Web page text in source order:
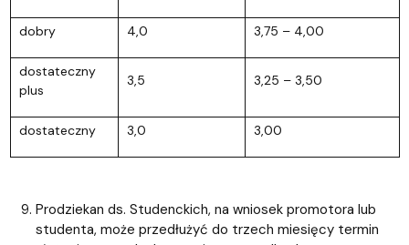
dobry 4,0 3,75 – 4,00
dostateczny
plus
3,5 3,25 – 3,50
dostateczny 3,0 3,00
Prodziekan ds. Studenckich, na wniosek promotora lub
studenta, może przedłużyć do trzech miesięcy termin